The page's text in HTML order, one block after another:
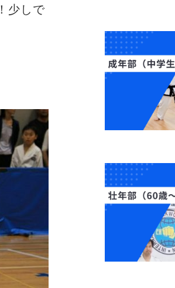
少しで